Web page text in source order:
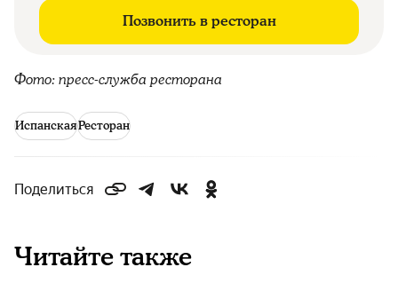
Позвонить в ресторан
Фото: пресс-служба ресторана
ИспанскаяРесторан
Поделиться
Читайте также